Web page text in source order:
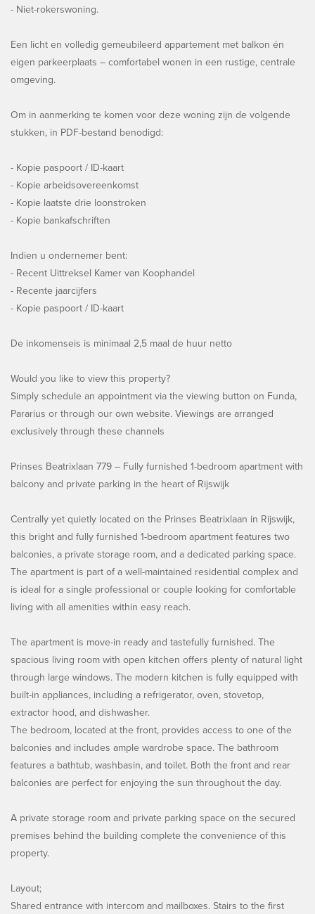
- Niet-rokerswoning.
Een licht en volledig gemeubileerd appartement met balkon én
eigen parkeerplaats – comfortabel wonen in een rustige, centrale
omgeving.
Om in aanmerking te komen voor deze woning zijn de volgende
stukken, in PDF-bestand benodigd:
- Kopie paspoort / ID-kaart
- Kopie arbeidsovereenkomst
- Kopie laatste drie loonstroken
- Kopie bankafschriften
Indien u ondernemer bent:
- Recent Uittreksel Kamer van Koophandel
- Recente jaarcijfers
- Kopie paspoort / ID-kaart
De inkomenseis is minimaal 2,5 maal de huur netto
Would you like to view this property?
Simply schedule an appointment via the viewing button on Funda,
Pararius or through our own website. Viewings are arranged
exclusively through these channels
Prinses Beatrixlaan 779 – Fully furnished 1-bedroom apartment with
balcony and private parking in the heart of Rijswijk
Centrally yet quietly located on the Prinses Beatrixlaan in Rijswijk,
this bright and fully furnished 1-bedroom apartment features two
balconies, a private storage room, and a dedicated parking space.
The apartment is part of a well-maintained residential complex and
is ideal for a single professional or couple looking for comfortable
living with all amenities within easy reach.
The apartment is move-in ready and tastefully furnished. The
spacious living room with open kitchen offers plenty of natural light
through large windows. The modern kitchen is fully equipped with
built-in appliances, including a refrigerator, oven, stovetop,
extractor hood, and dishwasher.
The bedroom, located at the front, provides access to one of the
balconies and includes ample wardrobe space. The bathroom
features a bathtub, washbasin, and toilet. Both the front and rear
balconies are perfect for enjoying the sun throughout the day.
A private storage room and private parking space on the secured
premises behind the building complete the convenience of this
property.
Layout;
Shared entrance with intercom and mailboxes. Stairs to the first